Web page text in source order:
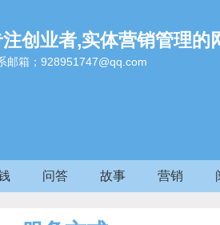
创业者,实体营销管理的
邮箱；928951747@qq.com
问答 故事 营销